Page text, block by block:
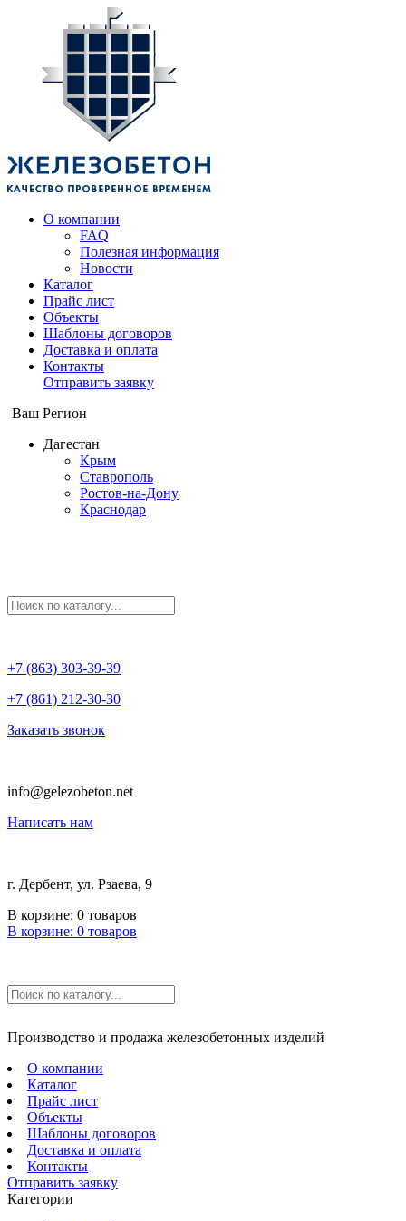
О компании
FAQ
Полезная информация
Новости
Каталог
Прайс лист
Объекты
Шаблоны договоров
Доставка и оплата
Контакты
Отправить заявку
Ваш Регион
Дагестан
Крым
Ставрополь
Ростов-на-Дону
Краснодар
+7 (863) 303-39-39
+7 (861) 212-30-30
Заказать звонок
info@gelezobeton.net
Написать нам
г. Дербент, ул. Рзаева, 9
В корзине: 0 товаров
В корзине: 0 товаров
Производство и продажа железобетонных изделий
О компании
Каталог
Прайс лист
Объекты
Шаблоны договоров
Доставка и оплата
Контакты
Отправить заявку
Категории